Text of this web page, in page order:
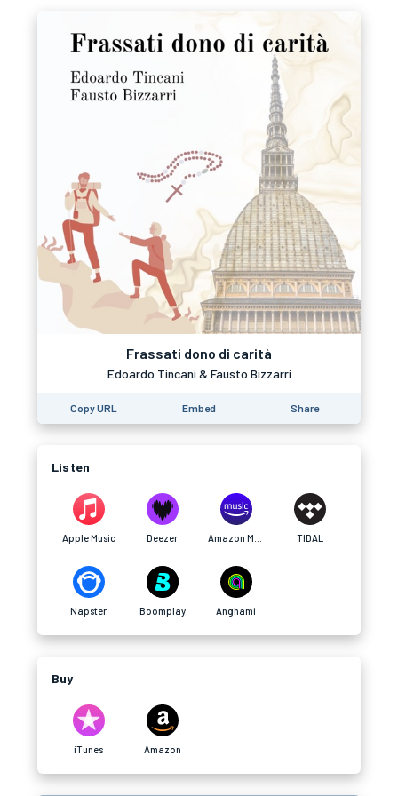
Frassati dono di carità
Edoardo Tincani & Fausto Bizzarri
Copy URL Embed Share
Listen
Apple Music Deezer TIDAL
Napster Boomplay Anghami
Buy
iTunes Amazon